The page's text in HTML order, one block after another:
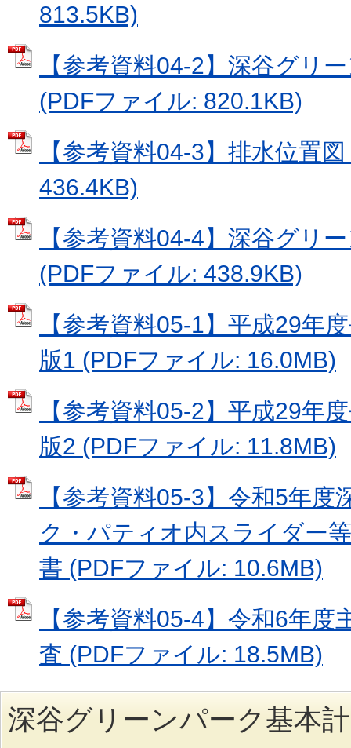
813.5KB)
【参考資料04-2】深谷グリ
(PDFファイル: 820.1KB)
【参考資料04-3】排水位置
436.4KB)
【参考資料04-4】深谷グリ
(PDFファイル: 438.9KB)
【参考資料05-1】平成29年
版1 (PDFファイル: 16.0MB)
【参考資料05-2】平成29年
版2 (PDFファイル: 11.8MB)
【参考資料05-3】令和5年
ク・パティオ内スライダー
書 (PDFファイル: 10.6MB)
【参考資料05-4】令和6年度
査 (PDFファイル: 18.5MB)
深谷グリーンパーク基本